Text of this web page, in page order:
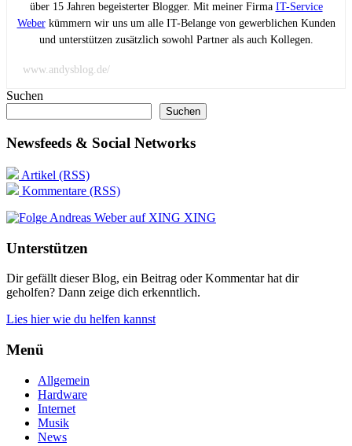
über 15 Jahren begeisterter Blogger. Mit meiner Firma IT-Service
Weberkümmern wir uns um alle IT-Belange von gewerblichen Kunden
und unterstützen zusätzlich sowohl Partner als auch Kollegen.
www.andysblog.de/
Suchen
Suchen
Newsfeeds & Social Networks
Artikel (RSS)
Kommentare (RSS)
XING
Unterstützen
Dir gefällt dieser Blog, ein Beitrag oder Kommentar hat dir
geholfen? Dann zeige dich erkenntlich.
Lies hier wie du helfen kannst
Menü
Allgemein
Hardware
Internet
Musik
News